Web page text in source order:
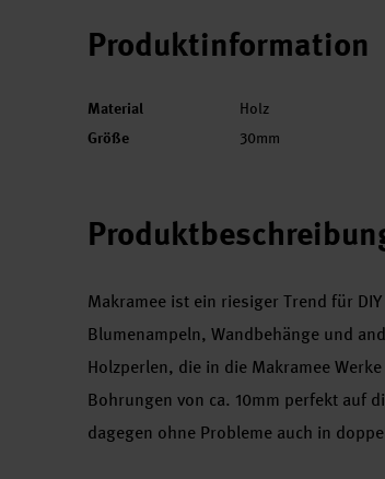
Produktinformation
Material Holz
Größe 30mm
Makramee ist ein riesiger Trend für
Blumenampeln, Wandbehänge und
Holzperlen, die in die Makramee
Bohrungen von ca. 10mm perfekt auf
dagegen ohne Probleme auch in